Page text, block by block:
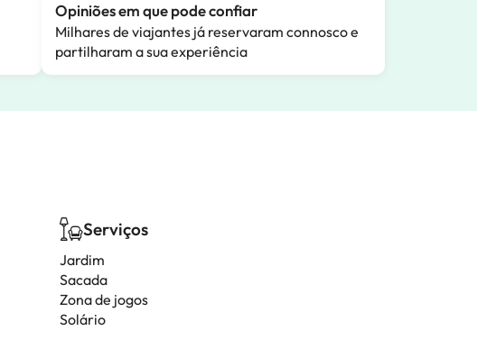
Opiniões em que pode confiar
Milhares de viajantes já reservaram connosco e
partilharam a sua experiência
Serviços
Jardim
Sacada
Zona de jogos
Solário